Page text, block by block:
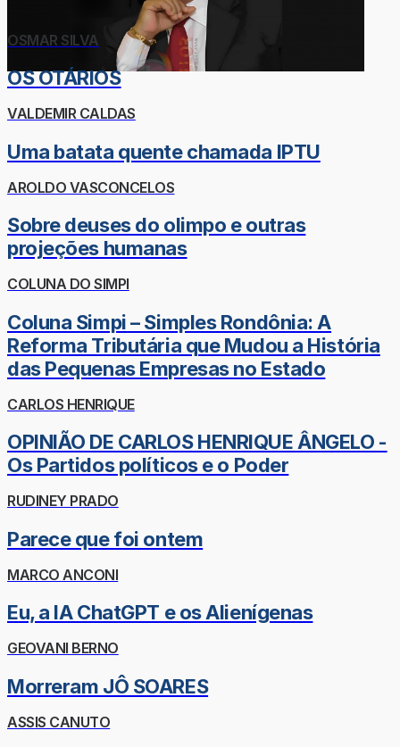
OSMAR SILVA
OS OTÁRIOS
VALDEMIR CALDAS
Uma batata quente chamada IPTU
AROLDO VASCONCELOS
Sobre deuses do olimpo e outras
projeções humanas
COLUNA DO SIMPI
Coluna Simpi – Simples Rondônia: A
Reforma Tributária que Mudou a História
das Pequenas Empresas no Estado
CARLOS HENRIQUE
OPINIÃO DE CARLOS HENRIQUE ÂNGELO -
Os Partidos políticos e o Poder
RUDINEY PRADO
Parece que foi ontem
MARCO ANCONI
Eu, a IA ChatGPT e os Alienígenas
GEOVANI BERNO
Morreram JÔ SOARES
ASSIS CANUTO